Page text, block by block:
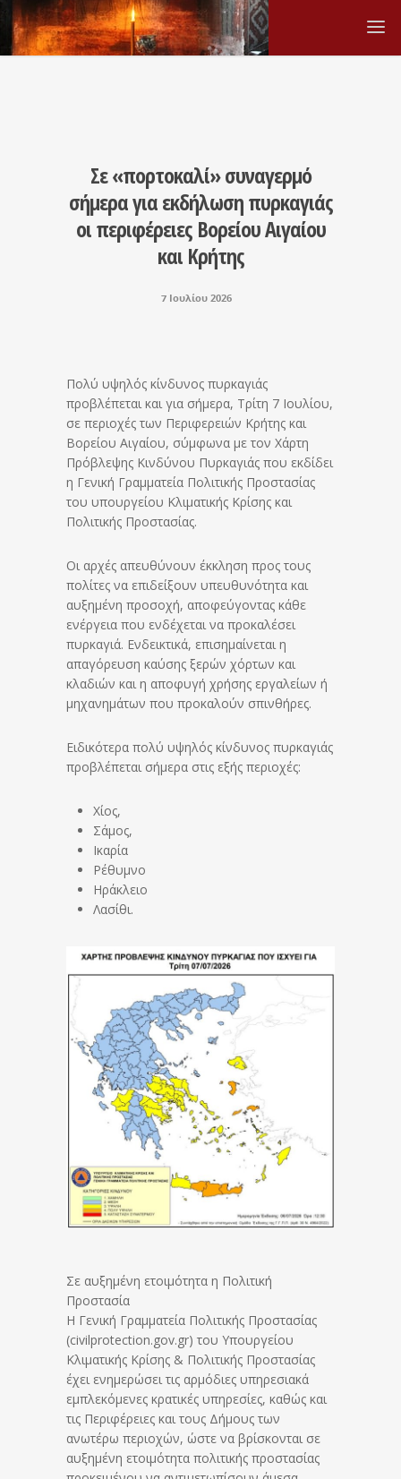
Σε «πορτοκαλί» συναγερμό
σήμερα για εκδήλωση πυρκαγιάς
οι περιφέρειες Βορείου Αιγαίου
και Κρήτης
7 Ιουλίου 2026
Πολύ υψηλός κίνδυνος πυρκαγιάς
προβλέπεται και για σήμερα, Τρίτη 7 Ιουλίου,
σε περιοχές των Περιφερειών Κρήτης και
Βορείου Αιγαίου, σύμφωνα με τον Χάρτη
Πρόβλεψης Κινδύνου Πυρκαγιάς που εκδίδει
η Γενική Γραμματεία Πολιτικής Προστασίας
του υπουργείου Κλιματικής Κρίσης και
Πολιτικής Προστασίας.
Οι αρχές απευθύνουν έκκληση προς τους
πολίτες να επιδείξουν υπευθυνότητα και
αυξημένη προσοχή, αποφεύγοντας κάθε
ενέργεια που ενδέχεται να προκαλέσει
πυρκαγιά. Ενδεικτικά, επισημαίνεται η
απαγόρευση καύσης ξερών χόρτων και
κλαδιών και η αποφυγή χρήσης εργαλείων ή
μηχανημάτων που προκαλούν σπινθήρες.
Ειδικότερα πολύ υψηλός κίνδυνος πυρκαγιάς
προβλέπεται σήμερα στις εξής περιοχές:
Χίος,
Σάμος,
Ικαρία
Ρέθυμνο
Ηράκλειο
Λασίθι.
Σε αυξημένη ετοιμότητα η Πολιτική
Προστασία
Η Γενική Γραμματεία Πολιτικής Προστασίας
(civilprotection.gov.gr) του Υπουργείου
Κλιματικής Κρίσης & Πολιτικής Προστασίας
έχει ενημερώσει τις αρμόδιες υπηρεσιακά
εμπλεκόμενες κρατικές υπηρεσίες, καθώς και
τις Περιφέρειες και τους Δήμους των
ανωτέρω περιοχών, ώστε να βρίσκονται σε
αυξημένη ετοιμότητα πολιτικής προστασίας